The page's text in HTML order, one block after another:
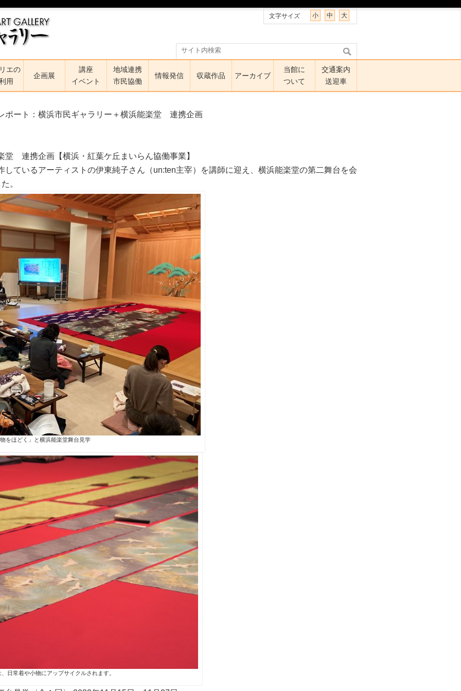
文字サイズ 小 中 大
エの
用
企画展
講座
イベント
地域連携
市民協働
情報発信 収蔵作品 アーカイブ
当館に
ついて
交通案内
送迎車
ート：横浜市民ギャラリー＋横浜能楽堂 連携企画
連携企画【横浜・紅葉ケ丘まいらん協働事業】
しているアーティストの伊東純子さん（un:ten主宰）を講師に迎え、横浜能楽堂の第二舞台を会
。
をほどく」と横浜能楽堂舞台見学
日常着や小物にアップサイクルされます。